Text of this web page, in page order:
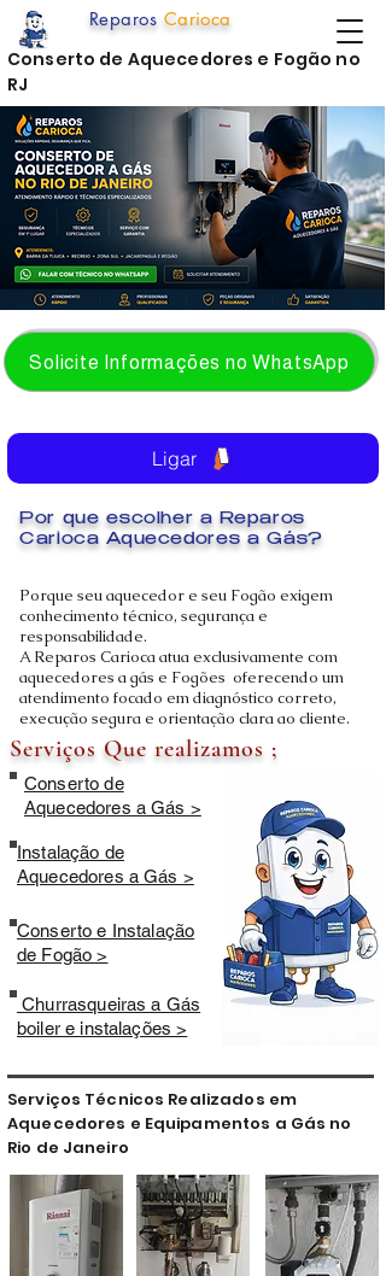
Solicite Informações no WhatsApp
Porque seu aquecedor e seu Fogão exigem
conhecimento técnico, segurança e
responsabilidade.
A Reparos Carioca atua exclusivamente com
aquecedores a gás e Fogões oferecendo um
atendimento focado em diagnóstico correto,
execução segura e orientação clara ao cliente.
Reparos Carioca
Por que escolher a Reparos
Carioca Aquecedores a Gás?
Serviços Que realizamos ;
Conserto de
Aquecedores a Gás >
Instalação de
Aquecedores a Gás >
Conserto e Instalação
de Fogão >
Churrasqueiras a Gás
boiler e instalações >
Ligar
Conserto de Aquecedores e Fogão no
RJ
Serviços Técnicos Realizados em
Aquecedores e Equipamentos a Gás no
Rio de Janeiro